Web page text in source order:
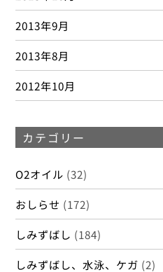
新着情報(4)
未分類(14)
未分類(11)
柔軟性(4)
水分補給(1)
水素水(7)
水素風呂(4)
治療内容(2)